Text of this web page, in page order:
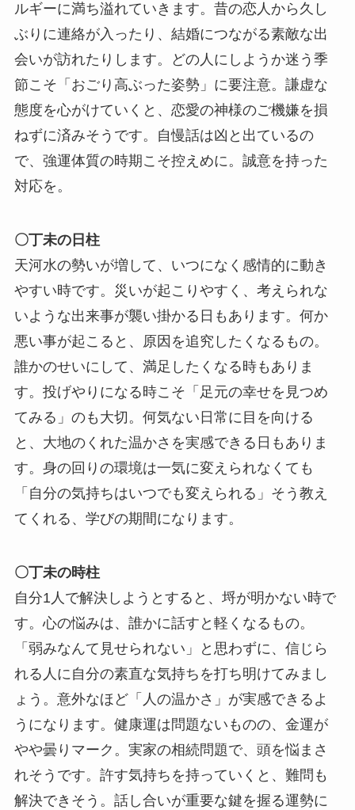
ルギーに満ち溢れていきます。昔の恋人から久し
ぶりに連絡が入ったり、結婚につながる素敵な出
会いが訪れたりします。どの人にしようか迷う季
節こそ「おごり高ぶった姿勢」に要注意。謙虚な
態度を心がけていくと、恋愛の神様のご機嫌を損
ねずに済みそうです。自慢話は凶と出ているの
で、強運体質の時期こそ控えめに。誠意を持った
対応を。
〇丁未の日柱
天河水の勢いが増して、いつになく感情的に動き
やすい時です。災いが起こりやすく、考えられな
いような出来事が襲い掛かる日もあります。何か
悪い事が起こると、原因を追究したくなるもの。
誰かのせいにして、満足したくなる時もありま
す。投げやりになる時こそ「足元の幸せを見つめ
てみる」のも大切。何気ない日常に目を向ける
と、大地のくれた温かさを実感できる日もありま
す。身の回りの環境は一気に変えられなくても
「自分の気持ちはいつでも変えられる」そう教え
てくれる、学びの期間になります。
〇丁未の時柱
自分1人で解決しようとすると、埒が明かない時で
す。心の悩みは、誰かに話すと軽くなるもの。
「弱みなんて見せられない」と思わずに、信じら
れる人に自分の素直な気持ちを打ち明けてみまし
ょう。意外なほど「人の温かさ」が実感できるよ
うになります。健康運は問題ないものの、金運が
やや曇りマーク。実家の相続問題で、頭を悩まさ
れそうです。許す気持ちを持っていくと、難問も
解決できそう。話し合いが重要な鍵を握る運勢に